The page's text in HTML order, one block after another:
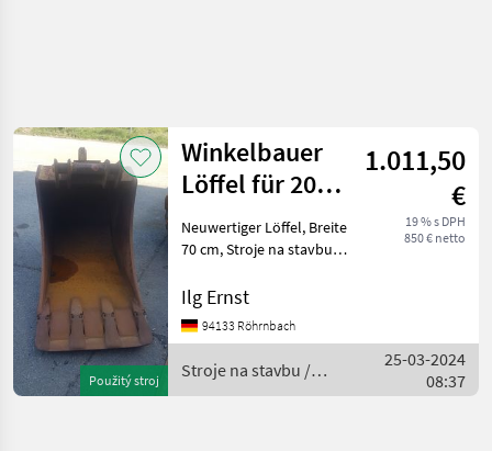
Použitý stroj
Winkelbauer
Löffel für 20
Tonnen Bagger
1.011,50
€
19 % s DPH
850 € netto
Neuwertiger Löffel, Breite
70 cm, Stroje na stavbu
Ilg Ernst
94133 Röhrnbach
Stroje na stavbu /
Winkelbauer
25-03-2024
08:37